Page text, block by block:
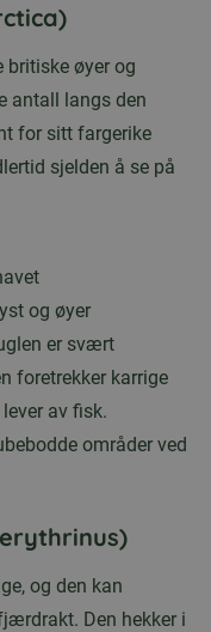
britiske øyer og
antall langs den
for sitt fargerike
sjelden å se på
og øyer
er svært
foretrekker karrige
av fisk.
områder ved
og den kan
Den hekker i